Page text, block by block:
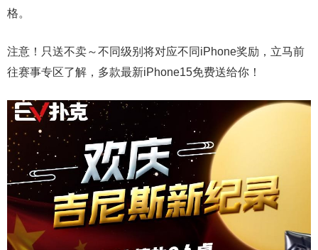
格。
注意！只送不卖～不同级别将对应不同iPhone奖励，立马前
往赛事专区了解，多款最新iPhone15免费送给你！